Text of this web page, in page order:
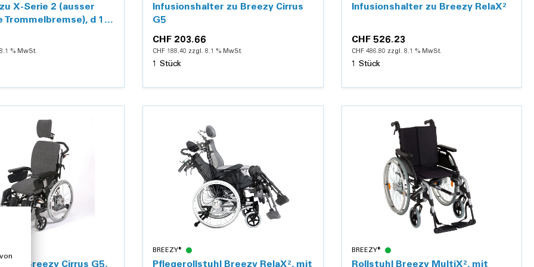
X-Serie 2 (ausser
Trommelbremse), d 18
% MwSt.
Details
Infusionshalter zu Breezy Cirrus
G5
CHF 203.66
CHF 188.40 zzgl. 8.1 % MwSt.
1 Stück
Infusionshalter zu Breezy RelaX²
CHF 526.23
CHF 486.80 zzgl. 8.1 % MwSt.
1 Stück
Details
Breezy Cirrus G5,
BREEZY®
Pflegerollstuhl Breezy RelaX², mit
BREEZY®
Rollstuhl Breezy MultiX², mit